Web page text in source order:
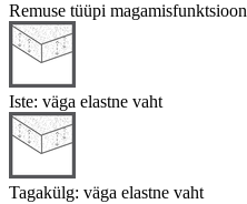
Remuse tüüpi magamisfunktsioon
Iste: väga elastne vaht
Tagakülg: väga elastne vaht